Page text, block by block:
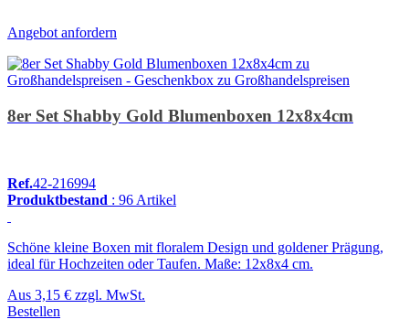
Angebot anfordern
8er Set Shabby Gold Blumenboxen 12x8x4cm
Ref.42-216994
Produktbestand : 96 Artikel
Schöne kleine Boxen mit floralem Design und goldener Prägung,
ideal für Hochzeiten oder Taufen. Maße: 12x8x4 cm.
Aus 3,15 € zzgl. MwSt.
Bestellen